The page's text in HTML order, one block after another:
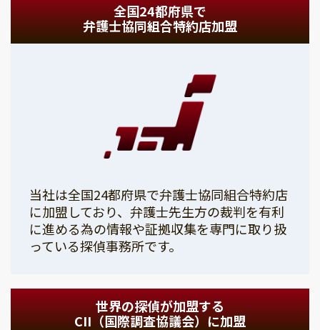
全国24都府県で
弁護士協同組合特約店加盟
当社は全国24都府県で弁護士協同組合特約店
に加盟しており、弁護士先生方の裁判を有利
に進める為の情報や証拠収集を専門に取り扱
っている探偵事務所です。
世界の探偵が加盟する
CII（国際調査協議会）に加盟